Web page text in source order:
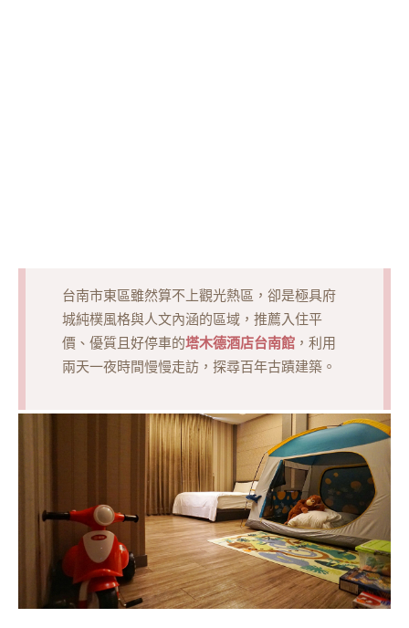
台南市東區雖然算不上觀光熱區，卻是極具府
城純樸風格與人文內涵的區域，推薦入住平
價、優質且好停車的塔木德酒店台南館 ，利用
兩天一夜時間慢慢走訪，探尋百年古蹟建築。